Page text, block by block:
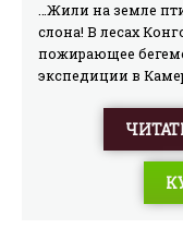
…Жили на земле
слона! В лесах
пожирающее
экспедиции в
норвежский
гигантским
вымысел?..Если
приключения и
интересом